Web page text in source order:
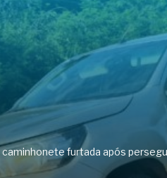
furtada após